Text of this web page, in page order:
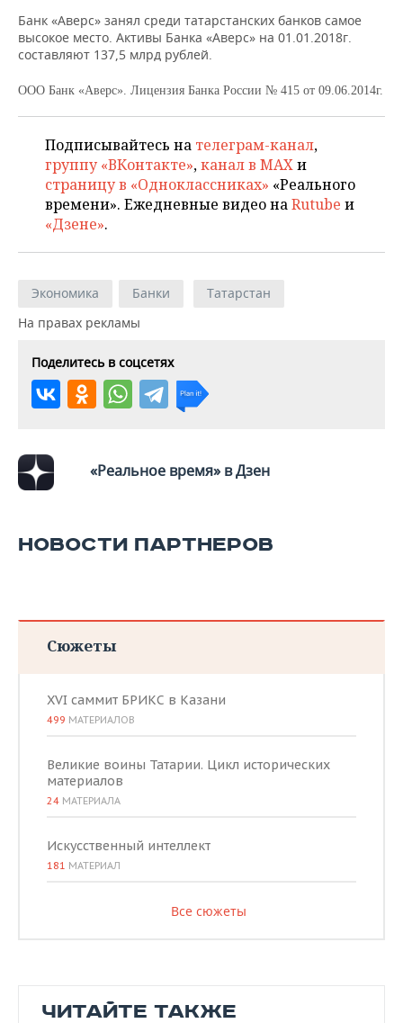
ФИГУРНОЕ КАТАНИЕ
МЕДИЦИНА
Банк «Аверс» занял среди татарстанских банков самое
высокое место. Активы Банка «Аверс» на 01.01.2018г.
составляют 137,5 млрд рублей.
ООО Банк «Аверс». Лицензия Банка России № 415 от 09.06.2014г.
Подписывайтесь на телеграм-канал,
группу «ВКонтакте»,канал в MAXи
страницу в «Одноклассниках» «Реального
времени». Ежедневные видео наRutube и
«Дзене».
Экономика Банки
Татарстан
На правах рекламы
Поделитесь в соцсетях
«Реальное время» в Дзен
НОВОСТИ ПАРТНЕРОВ
Сюжеты
XVI саммит БРИКС в Казани
499 МАТЕРИАЛОВ
Великие воины Татарии. Цикл исторических
материалов
24 МАТЕРИАЛА
Искусственный интеллект
181 МАТЕРИАЛ
Все сюжеты
ЧИТАЙТЕ ТАКЖЕ